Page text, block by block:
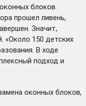
блоков.
прошел ливень,
Значит,
«Около 150 детских
В ходе
подход и
оконных блоков,